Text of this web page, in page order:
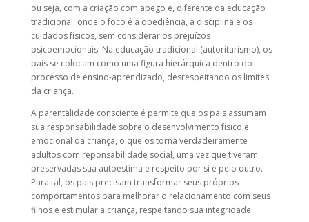
ou seja, com a criação com apego e, diferente da educação
tradicional, onde o foco é a obediência, a disciplina e os
cuidados físicos, sem considerar os prejuízos
psicoemocionais. Na educação tradicional (autoritarismo), os
pais se colocam como uma figura hierárquica dentro do
processo de ensino-aprendizado, desrespeitando os limites
da criança.
A parentalidade consciente é permite que os pais assumam
sua responsabilidade sobre o desenvolvimento físico e
emocional da criança, o que os torna verdadeiramente
adultos com reponsabilidade social, uma vez que tiveram
preservadas sua autoestima e respeito por si e pelo outro.
Para tal, os pais precisam transformar seus próprios
comportamentos para melhorar o relacionamento com seus
filhos e estimular a criança, respeitando sua integridade.